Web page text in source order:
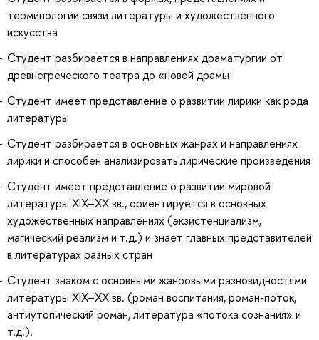
терминологии связи литературы и художественного
искусства
Студент разбирается в направлениях драматургии от
древнегреческого театра до «новой драмы
Студент имеет представление о развитии лирики как рода
литературы
Студент разбирается в основных жанрах и направлениях
лирики и способен анализировать лирические произведения
Студент имеет представление о развитии мировой
литературы XIX–ХХ вв., ориентируется в основных
художественных направлениях (экзистенциализм,
магический реализм и т.д.) и знает главных представителей
в литературах разных стран
Студент знаком с основными жанровыми разновидностями
литературы XIX–ХХ вв. (роман воспитания, роман-поток,
антиутопический роман, литература «потока сознания» и
т.д.).